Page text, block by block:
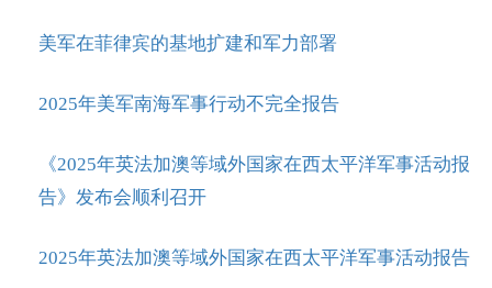
美军在菲律宾的基地扩建和军力部署
2025年美军南海军事行动不完全报告
《2025年英法加澳等域外国家在西太平洋军事活动报
告》发布会顺利召开
2025年英法加澳等域外国家在西太平洋军事活动报告